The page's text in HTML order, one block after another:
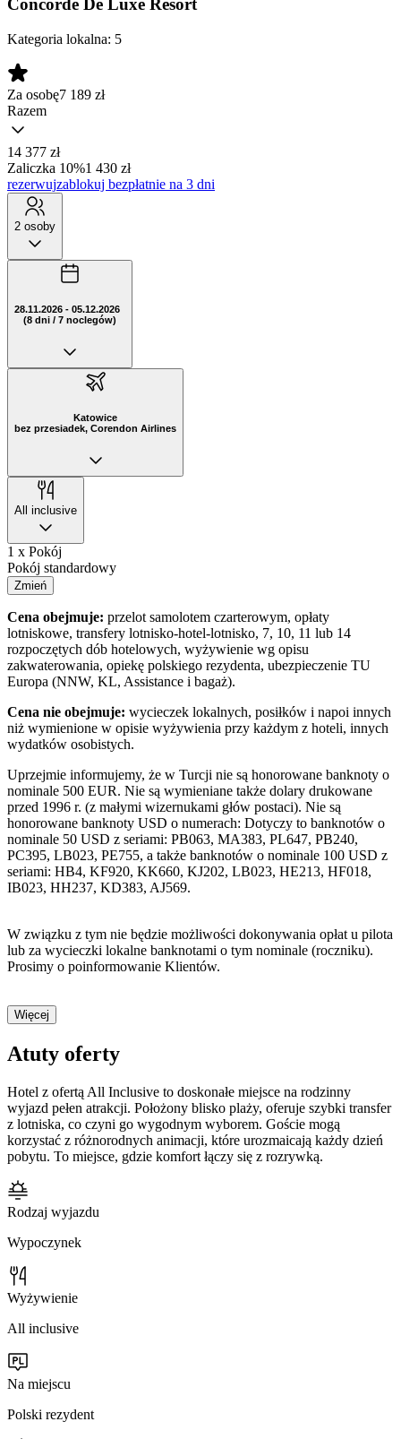
Concorde De Luxe Resort
Kategoria lokalna: 5
Za osobę7 189 zł
Razem
14 377 zł
Zaliczka 10%1 430 zł
rezerwujzablokuj bezpłatnie na 3 dni
2 osoby
28.11.2026 - 05.12.2026
(8 dni / 7 noclegów)
Katowice
bez przesiadek, Corendon Airlines
All inclusive
1 x Pokój
Pokój standardowy
Zmień
Cena obejmuje: przelot samolotem czarterowym, opłaty
lotniskowe, transfery lotnisko-hotel-lotnisko, 7, 10, 11 lub 14
rozpoczętych dób hotelowych, wyżywienie wg opisu
zakwaterowania, opiekę polskiego rezydenta, ubezpieczenie TU
Europa (NNW, KL, Assistance i bagaż).
Cena nie obejmuje: wycieczek lokalnych, posiłków i napoi innych
niż wymienione w opisie wyżywienia przy każdym z hoteli, innych
wydatków osobistych.
Uprzejmie informujemy, że w Turcji nie są honorowane banknoty o
nominale 500 EUR. Nie są wymieniane także dolary drukowane
przed 1996 r. (z małymi wizernukami głów postaci). Nie są
honorowane banknoty USD o numerach: Dotyczy to banknotów o
nominale 50 USD z seriami: PB063, MA383, PL647, PB240,
PC395, LB023, PE755, a także banknotów o nominale 100 USD z
seriami: HB4, KF920, KK660, KJ202, LB023, HE213, HF018,
IB023, HH237, KD383, AJ569.
W związku z tym nie będzie możliwości dokonywania opłat u pilota
lub za wycieczki lokalne banknotami o tym nominale (roczniku).
Prosimy o poinformowanie Klientów.
Więcej
Atuty oferty
Hotel z ofertą All Inclusive to doskonałe miejsce na rodzinny
wyjazd pełen atrakcji. Położony blisko plaży, oferuje szybki transfer
z lotniska, co czyni go wygodnym wyborem. Goście mogą
korzystać z różnorodnych animacji, które urozmaicają każdy dzień
pobytu. To miejsce, gdzie komfort łączy się z rozrywką.
Rodzaj wyjazdu
Wypoczynek
Wyżywienie
All inclusive
Na miejscu
Polski rezydent